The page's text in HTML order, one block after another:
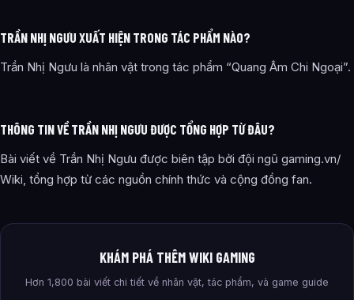
TRẦN NHỊ NGƯU XUẤT HIỆN TRONG TÁC PHẨM NÀO?
Trần Nhị Ngưu là nhân vật trong tác phẩm “Quang Âm Chi Ngoại”.
THÔNG TIN VỀ TRẦN NHỊ NGƯU ĐƯỢC TỔNG HỢP TỪ ĐÂU?
Bài viết về Trần Nhị Ngưu được biên tập bởi đội ngũ gaming.vn/
Wiki, tổng hợp từ các nguồn chính thức và cộng đồng fan.
KHÁM PHÁ THÊM WIKI GAMING
Hơn 1,800 bài viết chi tiết về nhân vật, tác phẩm, và game guide